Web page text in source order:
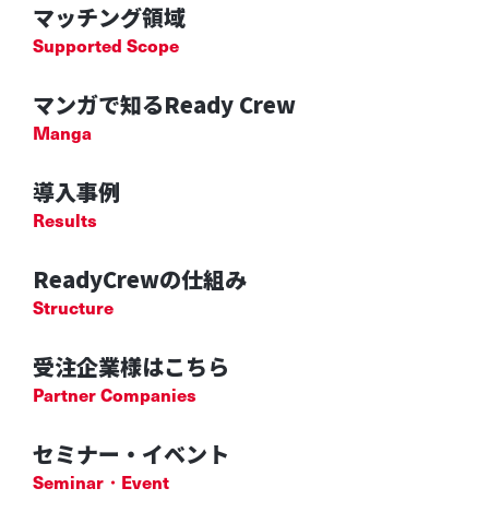
マッチング領域
Supported Scope
マンガで知るReady Crew
Manga
導入事例
Results
ReadyCrewの仕組み
Structure
受注企業様はこちら
Partner Companies
セミナー・イベント
Seminar・Event